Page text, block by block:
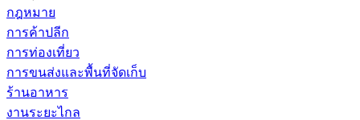
กฎหมาย
การค้าปลีก
การท่องเที่ยว
การขนส่งและพื้นที่จัดเก็บ
ร้านอาหาร
งานระยะไกล